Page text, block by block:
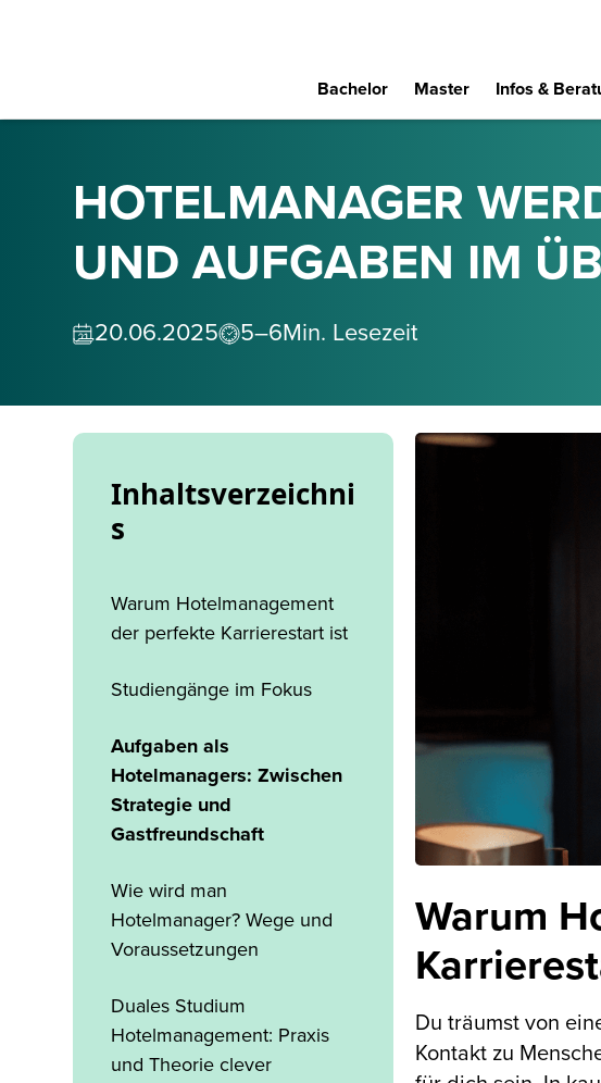
Bachelor Master Infos &
HOTELMANAGER
UND AUFGABEN IM
20.06.2025 5–6Min. Lesezeit
Inhaltsverzeichni
s
Warum Hotelmanagement
der perfekte Karrierestart ist
Studiengänge im Fokus
Aufgaben als
Hotelmanagers: Zwischen
Strategie und
Gastfreundschaft
Wie wird man
Hotelmanager? Wege und
Voraussetzungen
Duales Studium
Hotelmanagement: Praxis
und Theorie clever
Warum
Du träumst von
Kontakt zu